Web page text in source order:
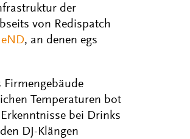
der
von Redispatch
, an denen egs
Temperaturen bot
bei Drinks
DJ-Klängen